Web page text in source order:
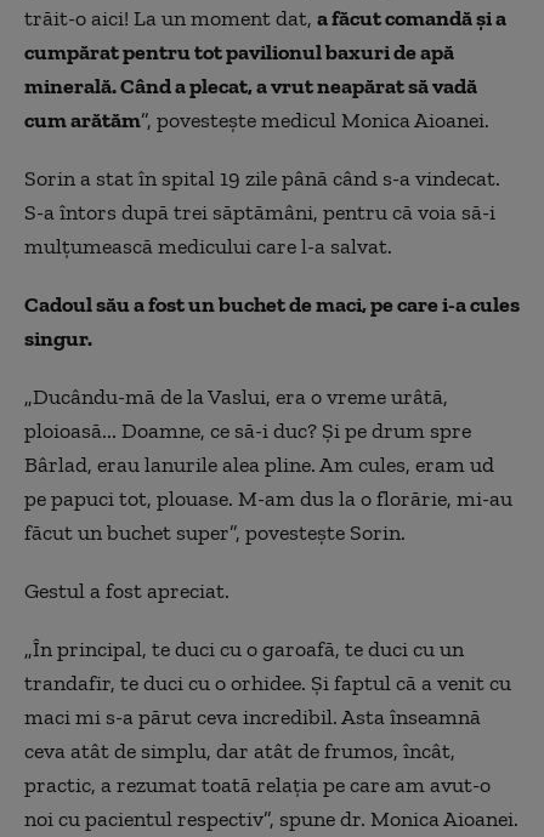
trăit-o aici! La un moment dat, a făcut comandă și a
cumpărat pentru tot pavilionul baxuri de apă
minerală. Când a plecat, a vrut neapărat să vadă
cum arătăm”, povestește medicul Monica Aioanei.
Sorin a stat în spital 19 zile până când s-a vindecat.
S-a întors după trei săptămâni, pentru că voia să-i
mulțumească medicului care l-a salvat.
Cadoul său a fost un buchet de maci, pe care i-a cules
singur.
„Ducându-mă de la Vaslui, era o vreme urâtă,
ploioasă... Doamne, ce să-i duc? Și pe drum spre
Bârlad, erau lanurile alea pline. Am cules, eram ud
pe papuci tot, plouase. M-am dus la o florărie, mi-au
făcut un buchet super”, povestește Sorin.
Gestul a fost apreciat.
„În principal, te duci cu o garoafă, te duci cu un
trandafir, te duci cu o orhidee. Și faptul că a venit cu
maci mi s-a părut ceva incredibil. Asta înseamnă
ceva atât de simplu, dar atât de frumos, încât,
practic, a rezumat toată relația pe care am avut-o
noi cu pacientul respectiv”, spune dr. Monica Aioanei.